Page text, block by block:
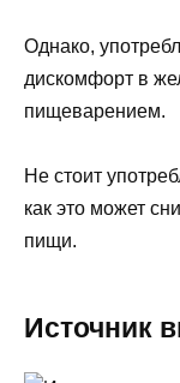
Однако,
дискомфорт в
пищеварением.
Не стоит
как это может
пищи.
Источник